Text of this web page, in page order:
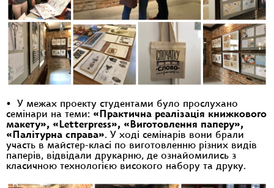
• У межах проекту студентами було прослухано
семінари на теми: «Практична реалізація книжкового
макету», «Letterpress», «Виготовлення паперу»,
«Палітурна справа». У ході семінарів вони брали
участь в майстер-класі по виготовленню різних видів
паперів, відвідали друкарню, де ознайомились з
класичною технологією високого набору та друку.